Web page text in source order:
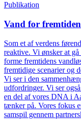
Publikation
Vand for fremtiden
Som et af verdens
reaktive. Vi ønsker at
forme fremtidens
fremtidige scenarier og
Vi ser i den
udfordringer. Vi ser
en del af vores DNA i
tænker på. Vores fokus
samspil gennem